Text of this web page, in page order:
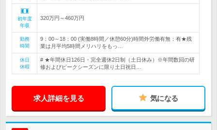
初年度
年収
320万円～460万円
勤務
時間
9：00～18：00 (実働8時間／休憩60分)時間外労働有無：有★残
業は月平均5時間メリハリをもっ…
休日
休暇
# ★年間休日126日・完全週休2日制（土日休み）※年間数回の研
修およびピークシーズンに限り土日祝日…
求人詳細を見る 気になる